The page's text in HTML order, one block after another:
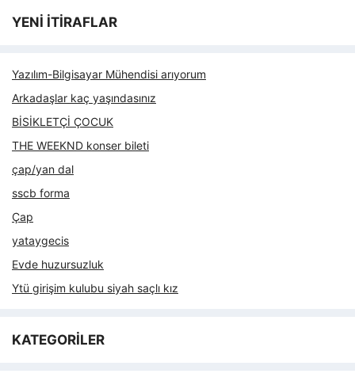
YENİ İTİRAFLAR
Yazılım-Bilgisayar Mühendisi arıyorum
Arkadaşlar kaç yaşındasınız
BİSİKLETÇİ ÇOCUK
THE WEEKND konser bileti
çap/yan dal
sscb forma
Çap
yataygecis
Evde huzursuzluk
Ytü girişim kulubu siyah saçlı kız
KATEGORİLER